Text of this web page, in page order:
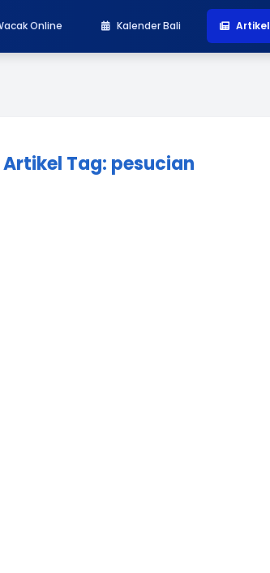
Online Kalender Bali Artikel
Artikel Tag: pesucian